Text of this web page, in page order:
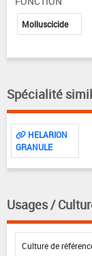
Molluscicide
Spécialité
HELARION
GRANULE
Usages /